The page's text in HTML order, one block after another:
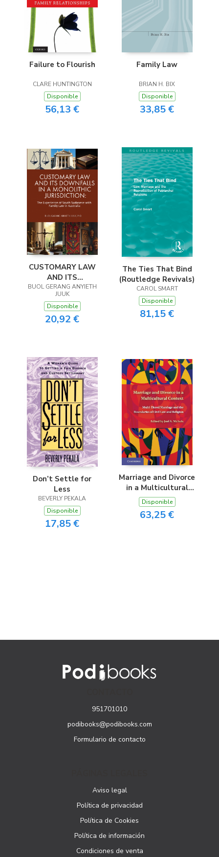
Failure to Flourish
CLARE HUNTINGTON
Disponible
56,13 €
Family Law
BRIAN H. BIX
Disponible
33,85 €
CUSTOMARY LAW
AND ITS
DOWNFALLS IN A
MONOLITHIC
JURISDICTION
BUOL GERANG ANYIETH
JUUK
Disponible
20,92 €
The Ties That Bind
(Routledge Revivals)
CAROL SMART
Disponible
81,15 €
Don’t Settle for
Less
BEVERLY PEKALA
Disponible
17,85 €
Marriage and Divorce
in a Multicultural
Context
Disponible
63,25 €
951701010
podibooks@podibooks.com
Formulario de contacto
Aviso legal
Política de privacidad
Política de Cookies
Política de información
Condiciones de venta